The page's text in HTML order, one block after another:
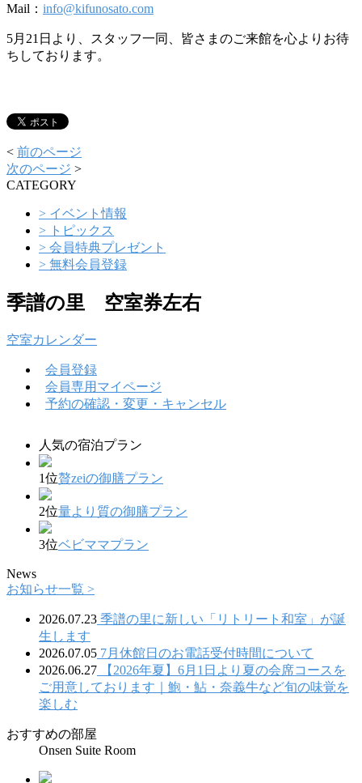
Mail： info@kifunosato.com
5月21日より、スタッフ一同、皆さまのご来館を心よりお待
ちしております。
< 前のページ
次のページ >
CATEGORY
> イベント情報
> トピックス
> 会員特典プレゼント
> 無料会員登録
季譜の里 空室券左右
空室カレンダー
会員登録
会員専用マイページ
予約の確認・変更・キャンセル
人気の宿泊プラン
1位贅zeiの御膳プラン
2位量より質の御膳プラン
3位ベビママプラン
News
お知らせ一覧 >
2026.07.23 季譜の里に新しい「リトリート和室」が誕
生します
2026.07.05 7月休館日のお電話受付時間について
2026.06.27 【2026年夏】6月1日より夏の会席コースを
ご用意しております｜鮑・鮎・奈義牛など旬の味覚を
楽しむ
おすすめの部屋
Onsen Suite Room